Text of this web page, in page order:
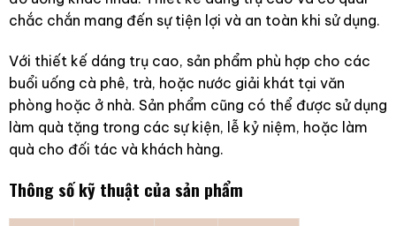
chắc chắn mang đến sự tiện lợi và an toàn khi sử dụng.
Với thiết kế dáng trụ cao, sản phẩm phù hợp cho các
buổi uống cà phê, trà, hoặc nước giải khát tại văn
phòng hoặc ở nhà. Sản phẩm cũng có thể được sử dụng
làm quà tặng trong các sự kiện, lễ kỷ niệm, hoặc làm
quà cho đối tác và khách hàng.
Thông số kỹ thuật của sản phẩm